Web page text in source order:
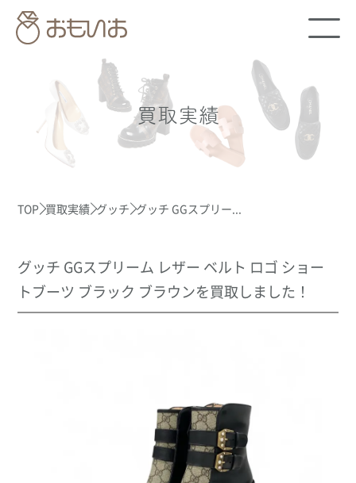
買取実績
TOP 買取実績 グッチ グッチ GGスプリー...
グッチ GGスプリーム レザー ベルト ロゴ ショー
トブーツ ブラック ブラウンを買取しました！